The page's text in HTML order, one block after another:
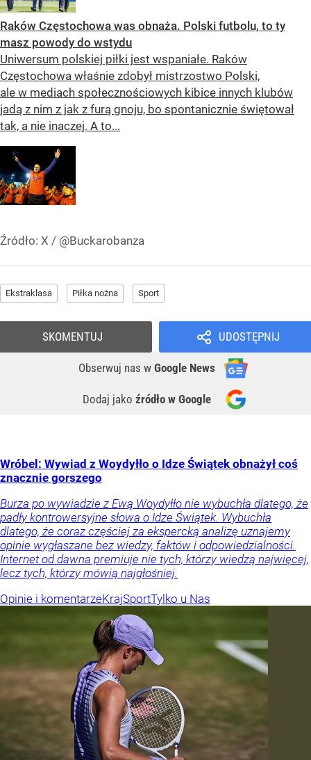
Raków Częstochowa was obnaża. Polski futbolu, to ty
masz powody do wstydu
Uniwersum polskiej piłki jest wspaniałe. Raków
Częstochowa właśnie zdobył mistrzostwo Polski,
ale w mediach społecznościowych kibice innych klubów
jadą z nim z jak z furą gnoju, bo spontanicznie świętował
tak, a nie inaczej. A to...
Źródło: X / @Buckarobanza
Ekstraklasa Piłka nożna Sport
UDOSTĘPNIJ
Obserwuj nas w Google News
Dodaj jako źródło w Google
SKOMENTUJ
Wróbel: Wywiad z Woydyłło o Idze Świątek obnażył coś
znacznie gorszego
Burza po wywiadzie z Ewą Woydyłło nie wybuchła dlatego, że
padły kontrowersyjne słowa o Idze Świątek. Wybuchła
dlatego, że coraz częściej za ekspercką analizę uznajemy
opinie wygłaszane bez wiedzy, faktów i odpowiedzialności.
Internet od dawna premiuje nie tych, którzy wiedzą najwięcej,
lecz tych, którzy mówią najgłośniej.
Opinie i komentarzeKrajSportTylko u Nas